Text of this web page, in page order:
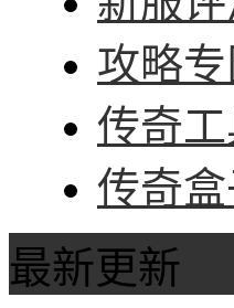
攻略
传奇
传奇
最新更新